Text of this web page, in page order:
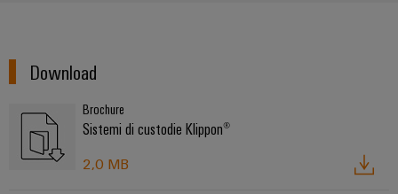
Download
Brochure
Sistemi di custodie Klippon®
2,0 MB